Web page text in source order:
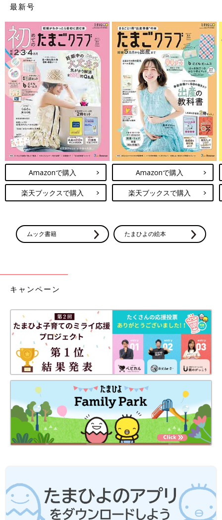
最新号
Amazonで購入
楽天ブックスで購入
Amazonで購入
楽天ブックスで購入
ムック書籍 たまひよの絵本
キャンペーン